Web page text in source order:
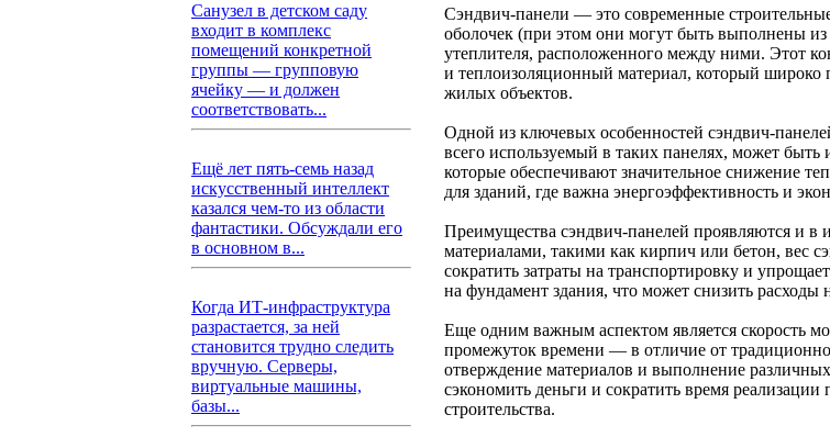
Санузел в детском саду
входит в комплекс
помещений конкретной
группы — групповую
ячейку — и должен
соответствовать...
Ещё лет пять-семь назад
искусственный интеллект
казался чем-то из области
фантастики. Обсуждали его
в основном в...
Когда ИТ-инфраструктура
разрастается, за ней
становится трудно следить
вручную. Серверы,
виртуальные машины,
базы...
Сэндвич-панели — это современные
оболочек (при этом они могут быть выполнены из
утеплителя, расположенного между ними. Этот
и теплоизоляционный материал, который широко
жилых объектов.
Одной из ключевых особенностей сэндвич-
всего используемый в таких панелях, может
которые обеспечивают значительное снижение
для зданий, где важна энергоэффективность и
Преимущества сэндвич-панелей проявляются и
материалами, такими как кирпич или бетон, вес
сократить затраты на транспортировку и
на фундамент здания, что может снизить расходы
Еще одним важным аспектом является скорость
промежуток времени — в отличие от
отверждение материалов и выполнение
сэкономить деньги и сократить время
строительства.